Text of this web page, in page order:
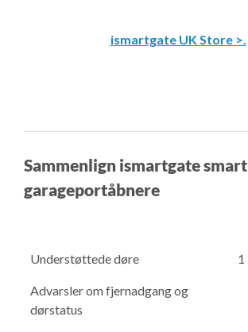
ismartgate UK Store >.
Sammenlign ismartgate smart
garageportåbnere
Understøttede døre 1
Advarsler om fjernadgang og
dørstatus